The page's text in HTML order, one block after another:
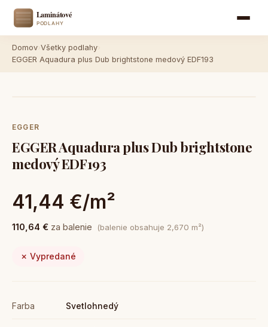
Domov Všetky podlahy
EGGER Aquadura plus Dub brightstone medový EDF193
EGGER
EGGER Aquadura plus Dub brightstone
medový EDF193
41,44 €/m²
110,64 € za balenie (balenie obsahuje 2,670 m²)
✗ Vypredané
Farba Svetlohnedý